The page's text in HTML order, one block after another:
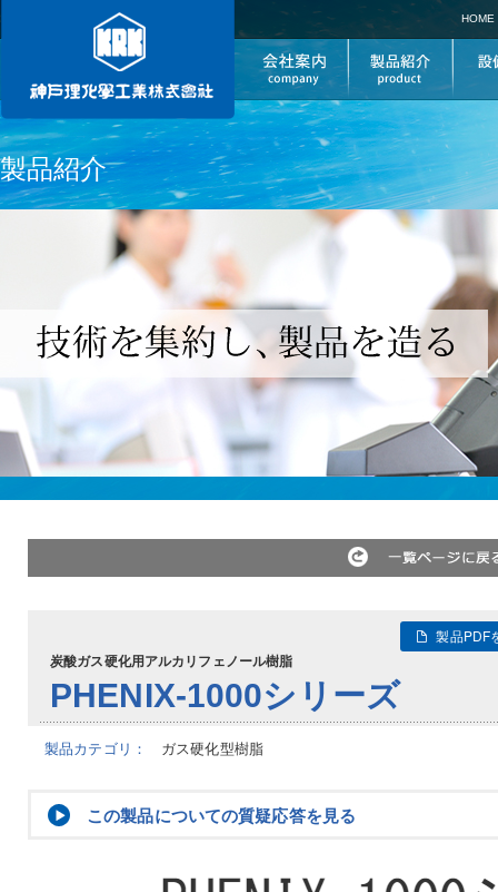
HOME
製品紹介
製品PDF
炭酸ガス硬化用アルカリフェノール樹脂
PHENIX-1000シリーズ
製品カテゴリ： ガス硬化型樹脂
この製品についての質疑応答を見る